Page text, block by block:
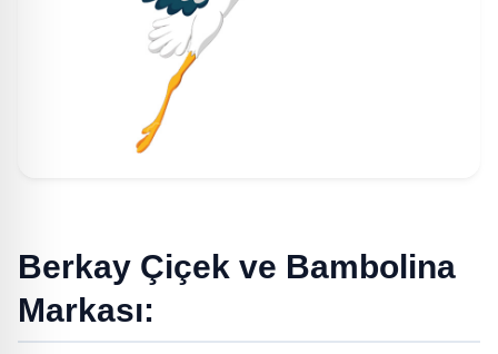
Berkay Çiçek ve Bambolina
Markası: